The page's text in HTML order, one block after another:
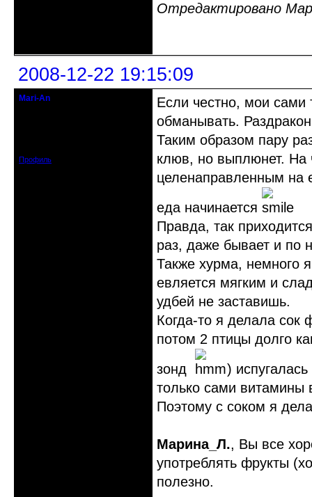
Отредактировано
2008-12-22 19:15:09
Mari-An
Профиль
Если честно, мои сами
обманывать.
Таким образом пару
клюв, но выплюнет. На
целенаправленным на
еда начинается
Правда, так
раз, даже бывает и по
Также хурма, немного
евляется мягким и
удбей не заставишь.
Когда-то я делала сок
потом 2 птицы долго
зонд
)
только сами витамины
Поэтому с соком я
Марина_Л., Вы все
употреблять фрукты
полезно.